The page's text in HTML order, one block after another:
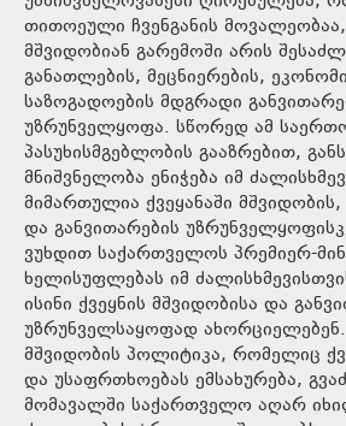
თითოეული ჩვენგანის
მშვიდობიან გარემოში არის
განათლების, მეცნიერების,
საზოგადოების მდგრადი
უზრუნველყოფა. სწორედ ამ
პასუხისმგებლობის გააზრებით,
მნიშვნელობა ენიჭება იმ
მიმართულია ქვეყანაში
და განვითარების
ვუხდით საქართველოს პრემიერ-
ხელისუფლებას იმ
ისინი ქვეყნის მშვიდობისა და
უზრუნველსაყოფად
მშვიდობის პოლიტიკა, რომელიც
და უსაფრთხოებას ემსახურება,
მომავალში საქართველო აღარ